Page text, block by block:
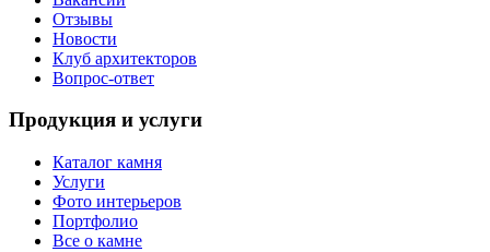
Отзывы
Новости
Клуб архитекторов
Вопрос-ответ
Продукция и услуги
Каталог камня
Услуги
Фото интерьеров
Портфолио
Все о камне